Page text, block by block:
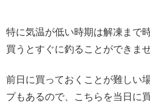
特に気温が低い時期は解凍まで
買うとすぐに釣ることができませ
前日に買っておくことが難しい
プもあるので、こちらを当日に